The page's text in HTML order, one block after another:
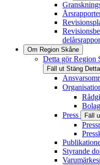
Om Region Skåne
Detta gör Region
Fäll ut Stäng
Press
Fäll
Styrande